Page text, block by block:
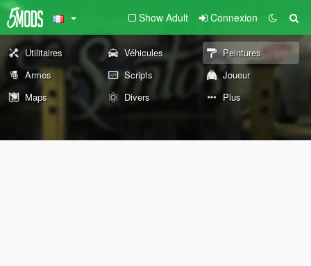
Show Adult Connexion
Utilitaires Véhicules
Peintures
Armes
Scripts
Joueur
Maps
Divers Plus